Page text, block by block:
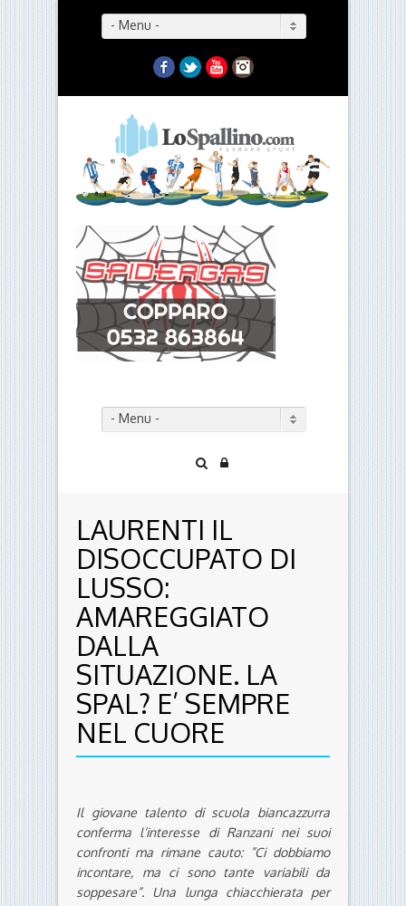
- Menu -
Facebook
TwitterYouTubeInstagram
- Menu -
LAURENTI IL
DISOCCUPATO DI
LUSSO:
AMAREGGIATO
DALLA
SITUAZIONE. LA
SPAL? E’ SEMPRE
NEL CUORE
Il giovane talento di scuola biancazzurra
conferma l’interesse di Ranzani nei suoi
confronti ma rimane cauto: ”Ci dobbiamo
incontare, ma ci sono tante variabili da
soppesare”. Una lunga chiacchierata per